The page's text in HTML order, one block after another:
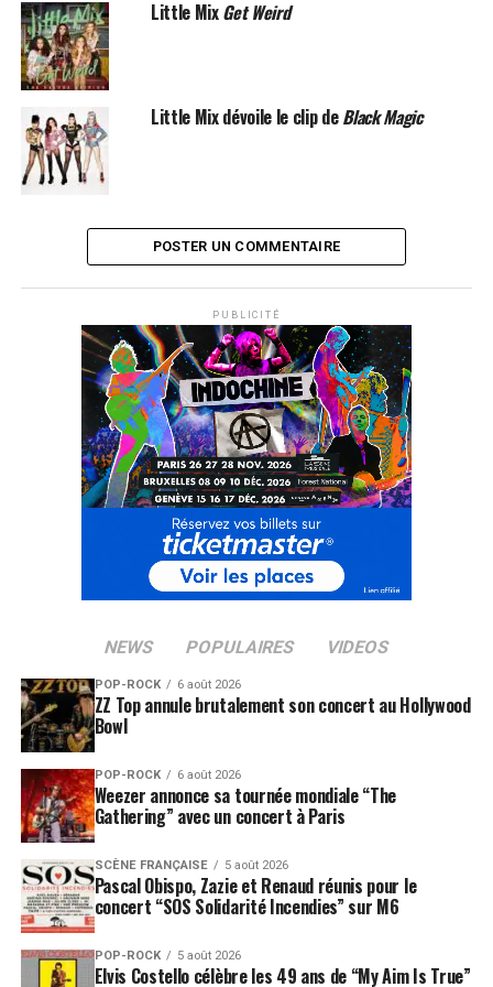
Little MixGet Weird
Little Mix dévoile le clip deBlack Magic
POSTER UN COMMENTAIRE
PUBLICITÉ
NEWS POPULAIRES VIDEOS
POP-ROCK 6 août 2026
ZZ Top annule brutalement son concert au Hollywood
Bowl
POP-ROCK 6 août 2026
Weezer annonce sa tournée mondiale “The
Gathering” avec un concert à Paris
SCÈNE FRANÇAISE 5 août 2026
Pascal Obispo, Zazie et Renaud réunis pour le
concert “SOS Solidarité Incendies” sur M6
POP-ROCK 5 août 2026
Elvis Costello célèbre les 49 ans de “My Aim Is True”